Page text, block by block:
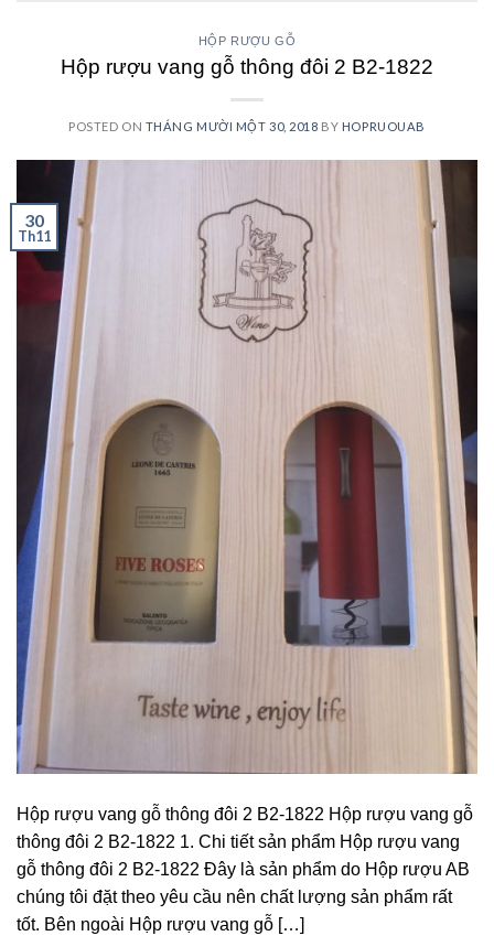
HỘP RƯỢU GỖ
Hộp rượu vang gỗ thông đôi 2 B2-1822
POSTED ON THÁNG MƯỜI MỘT 30, 2018 BY HOPRUOUAB
30
Th11
Hộp rượu vang gỗ thông đôi 2 B2-1822 Hộp rượu vang gỗ
thông đôi 2 B2-1822 1. Chi tiết sản phẩm Hộp rượu vang
gỗ thông đôi 2 B2-1822 Đây là sản phẩm do Hộp rượu AB
chúng tôi đặt theo yêu cầu nên chất lượng sản phẩm rất
tốt. Bên ngoài Hộp rượu vang gỗ […]